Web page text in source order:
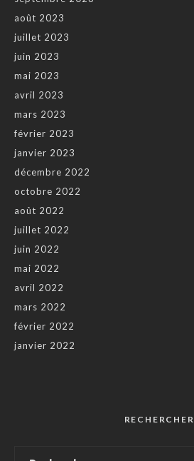
août 2023
juillet 2023
juin 2023
mai 2023
avril 2023
mars 2023
février 2023
janvier 2023
décembre 2022
octobre 2022
août 2022
juillet 2022
juin 2022
mai 2022
avril 2022
mars 2022
février 2022
janvier 2022
RECHERCHER